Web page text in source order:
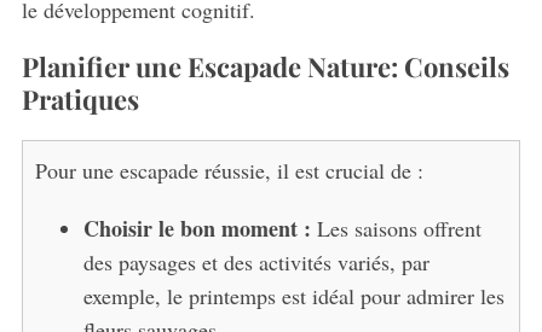
le développement cognitif.
Planifier une Escapade Nature: Conseils
Pratiques
Pour une escapade réussie, il est crucial de :
Choisir le bon moment : Les saisons offrent
des paysages et des activités variés, par
exemple, le printemps est idéal pour admirer les